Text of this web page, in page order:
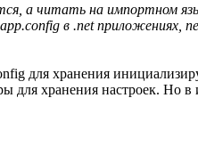
а читать на импортном
в .net приложениях,
для хранения
для хранения настроек. Но